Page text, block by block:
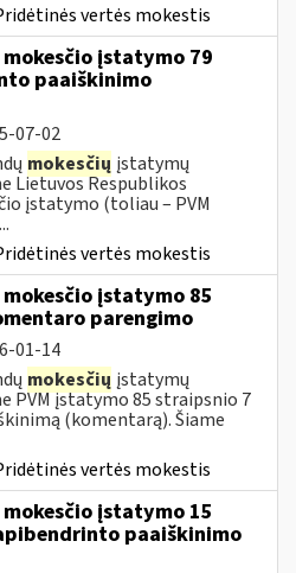
vertės mokestis
įstatymo 79
paaiškinimo
07-02
mokesčių įstatymų
Lietuvos Respublikos
įstatymo (toliau – PVM
vertės mokestis
įstatymo 85
parengimo
01-14
mokesčių įstatymų
PVM įstatymo 85 straipsnio 7
(komentarą). Šiame
vertės mokestis
įstatymo 15
paaiškinimo